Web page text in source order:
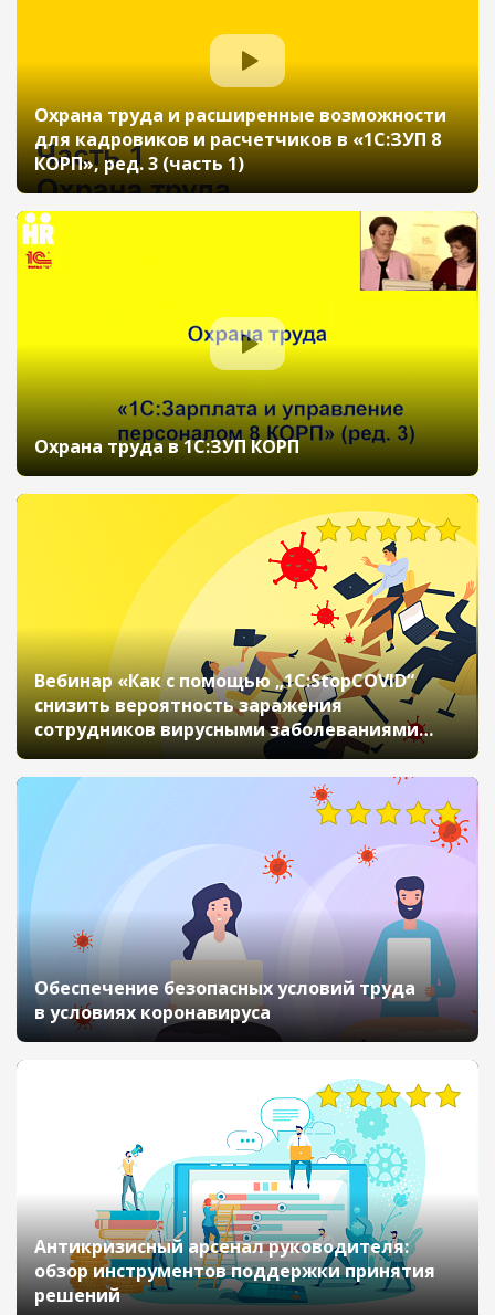
Охрана труда и расширенные возможности
для кадровиков и расчетчиков в «1С:ЗУП 8
КОРП», ред. 3 (часть 1)
Охрана труда в 1С:ЗУП КОРП
Вебинар «Как с помощью „1С:StopCOVID“
снизить вероятность заражения
сотрудников вирусными заболеваниями
и заботиться об их здоровье»
Обеспечение безопасных условий труда
в условиях коронавируса
Антикризисный арсенал руководителя:
обзор инструментов поддержки принятия
решений